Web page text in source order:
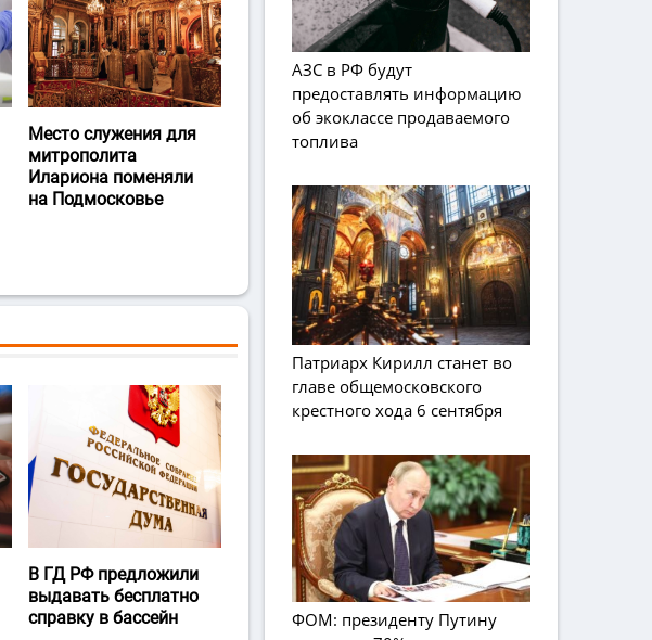
Место служения для
митрополита
Илариона поменяли
на Подмосковье
В ГД РФ предложили
выдавать бесплатно
справку в бассейн
АЗС в РФ будут
предоставлять информацию
об экоклассе продаваемого
топлива
Патриарх Кирилл станет во
главе общемосковского
крестного хода 6 сентября
ФОМ: президенту Путину